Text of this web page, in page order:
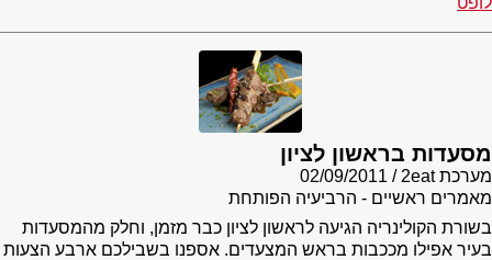
מסעדות בראשון לציון
מערכת 2eat
02/09/2011
מאמרים ראשיים - הרביעיה הפותחת
בשורת הקולינריה הגיעה לראשון לציון כבר מזמן, וחלק מהמסעדות
בעיר אפילו מככבות בראש המצעדים. אספנו בשבילכם ארבע הצעות